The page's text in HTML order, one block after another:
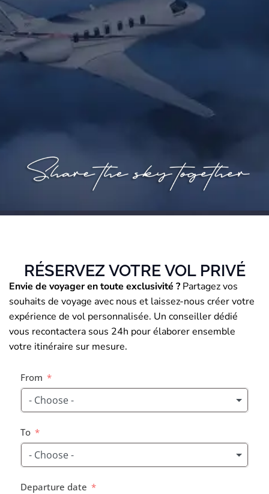
Optimisez vos déplacements. Évitez les
attentes et volez selon votre propre
agenda grâce à notre flotte dédiée.
RÉSERVEZ VOTRE VOL PRIVÉ
Envie de voyager en toute exclusivité ? Partagez vos
souhaits de voyage avec nous et laissez-nous créer votre
expérience de vol personnalisée. Un conseiller dédié
vous recontactera sous 24h pour élaborer ensemble
votre itinéraire sur mesure.
From
- Choose -
To
- Choose -
Departure date